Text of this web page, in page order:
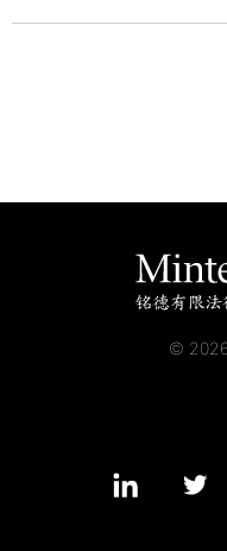
©